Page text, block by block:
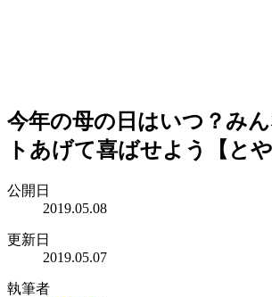
今年の母の日はいつ？み
トあげて喜ばせよう【と
公開日
2019.05.08
更新日
2019.05.07
執筆者